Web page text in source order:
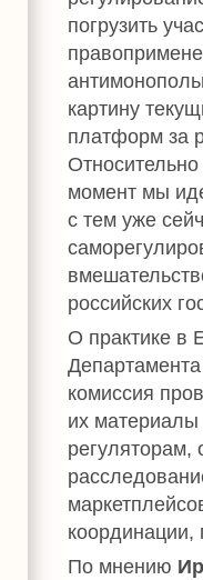
погрузить
картину
платформ за
момент мы
с тем уже
российских
О практике в
комиссия
их
регуляторам,
координации,
По мнению